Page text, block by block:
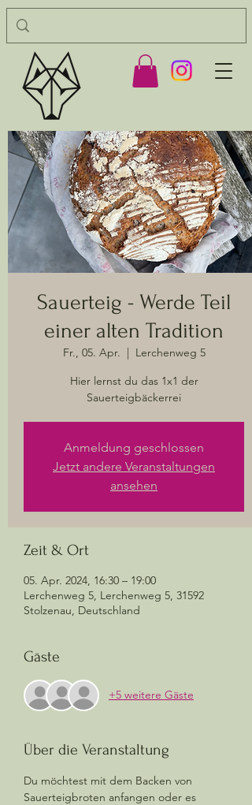
Sauerteig - Werde Teil
einer alten Tradition
Fr., 05. Apr.
  |
Lerchenweg 5
Hier lernst du das 1x1 der
Sauerteigbäckerrei
Anmeldung geschlossen
Jetzt andere Veranstaltungen
ansehen
Zeit & Ort
05. Apr. 2024, 16:30 – 19:00
Lerchenweg 5, Lerchenweg 5, 31592
Stolzenau, Deutschland
Gäste
+5 weitere Gäste
Über die Veranstaltung
Du möchtest mit dem Backen von
Sauerteigbroten anfangen oder es